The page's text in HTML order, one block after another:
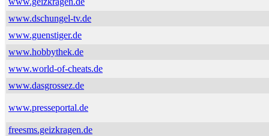
www.dschungel-tv.de
www.guenstiger.de
www.hobbythek.de
www.world-of-cheats.de
www.dasgrossez.de
www.presseportal.de
freesms.geizkragen.de